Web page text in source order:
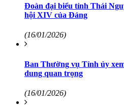
Đoàn đại biểu tỉnh Thái
hội XIV của Đảng
(16/01/2026)
Ban Thường vụ Tỉnh ủy
dung quan trọng
(16/01/2026)